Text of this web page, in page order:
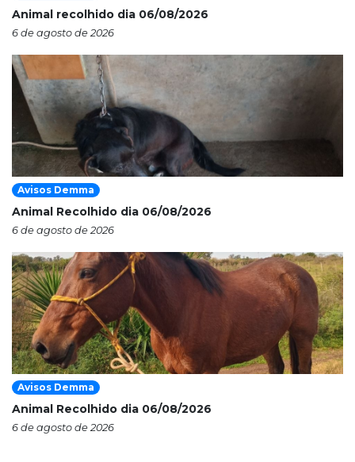
Animal recolhido dia 06/08/2026
6 de agosto de 2026
Avisos Demma
Animal Recolhido dia 06/08/2026
6 de agosto de 2026
Avisos Demma
Animal Recolhido dia 06/08/2026
6 de agosto de 2026